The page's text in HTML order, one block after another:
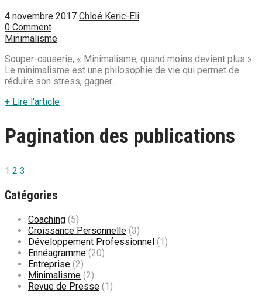
4 novembre 2017 Chloé Keric-Eli
0 Comment
Minimalisme
Souper-causerie, « Minimalisme, quand moins devient plus »
Le minimalisme est une philosophie de vie qui permet de
réduire son stress, gagner...
+ Lire l'article
Pagination des publications
1 2 3
Catégories
Coaching (5)
Croissance Personnelle (3)
Développement Professionnel (1)
Ennéagramme (20)
Entreprise (2)
Minimalisme (2)
Revue de Presse (1)